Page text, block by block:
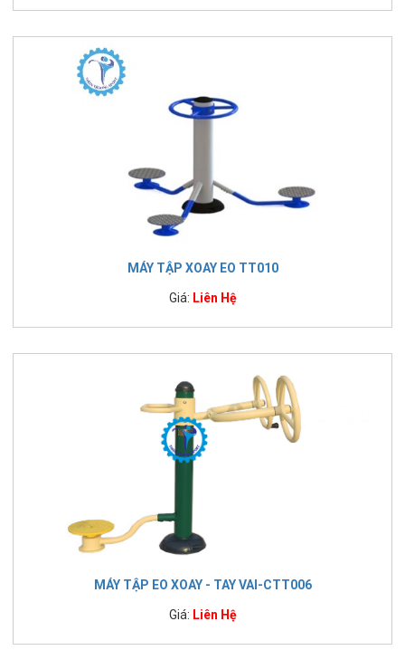
MÁY TẬP XOAY EO TT010
Giá: Liên Hệ
MÁY TẬP EO XOAY - TAY VAI-CTT006
Giá: Liên Hệ